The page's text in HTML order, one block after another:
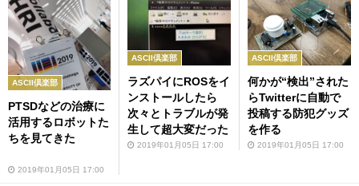
ASCII倶楽部
PTSDなどの治療に
活用するロボットた
ちを見てきた
2019年01月05日 17:00
ASCII倶楽部
ラズパイにROSをイ
ンストールしたら
次々とトラブルが発
生して超大変だった
2019年01月05日 17:00
ASCII倶楽部
何かが“検出”された
らTwitterに自動で
投稿する防犯グッズ
を作る
2019年01月05日 17:00